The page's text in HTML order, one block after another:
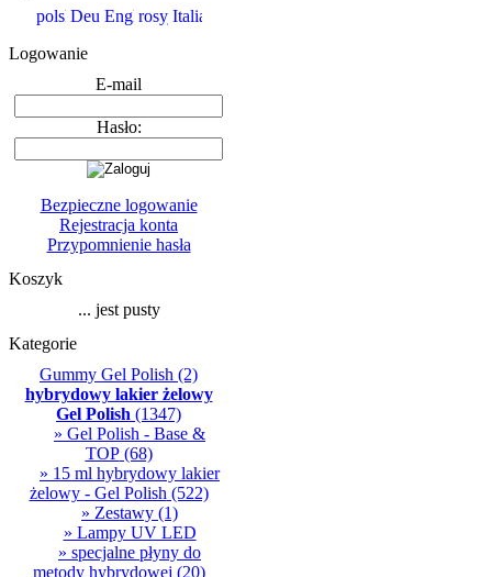
Logowanie
E-mail
Hasło:
Bezpieczne logowanie
Rejestracja konta
Przypomnienie hasła
Koszyk
... jest pusty
Kategorie
Gummy Gel Polish (2)
hybrydowy lakier żelowy
Gel Polish (1347)
» Gel Polish - Base &
TOP(68)
» 15 ml hybrydowy lakier
żelowy - Gel Polish (522)
» Zestawy (1)
» Lampy UV LED
» specjalne płyny do
metody hybrydowej (20)